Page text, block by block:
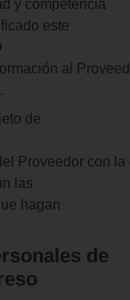
y competencia
este
al
de
Proveedor con
las
hagan
de